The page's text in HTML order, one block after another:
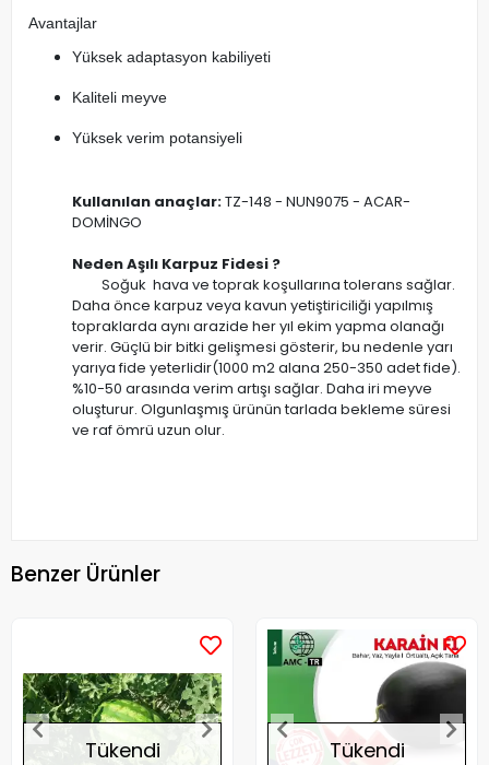
Avantajlar
Yüksek adaptasyon kabiliyeti
Kaliteli meyve
Yüksek verim potansiyeli
Kullanılan anaçlar:TZ-148 - NUN9075 - ACAR-
DOMİNGO
Neden Aşılı Karpuz Fidesi ?
Soğuk hava ve toprak koşullarına tolerans sağlar.
Daha önce karpuz veya kavun yetiştiriciliği yapılmış
topraklarda aynı arazide her yıl ekim yapma olanağı
verir. Güçlü bir bitki gelişmesi gösterir, bu nedenle yarı
yarıya fide yeterlidir(1000 m2 alana 250-350 adet fide).
%10-50 arasında verim artışı sağlar. Daha iri meyve
oluşturur. Olgunlaşmış ürünün tarlada bekleme süresi
ve raf ömrü uzun olur.
Benzer Ürünler
Tükendi Tükendi